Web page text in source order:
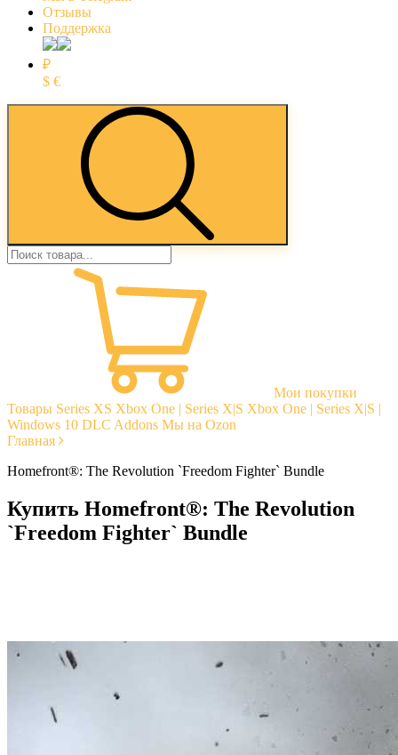
Отзывы
Поддержка
₽
$ €
Мои покупки
Товары Series XS Xbox One | Series X|S Xbox One | Series X|S |
Windows 10 DLC Addons Мы на Ozon
Главная
Homefront®: The Revolution `Freedom Fighter` Bundle
Купить Homefront®: The Revolution
`Freedom Fighter` Bundle